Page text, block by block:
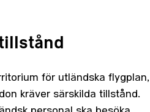
för utländska flygplan,
kräver särskilda tillstånd.